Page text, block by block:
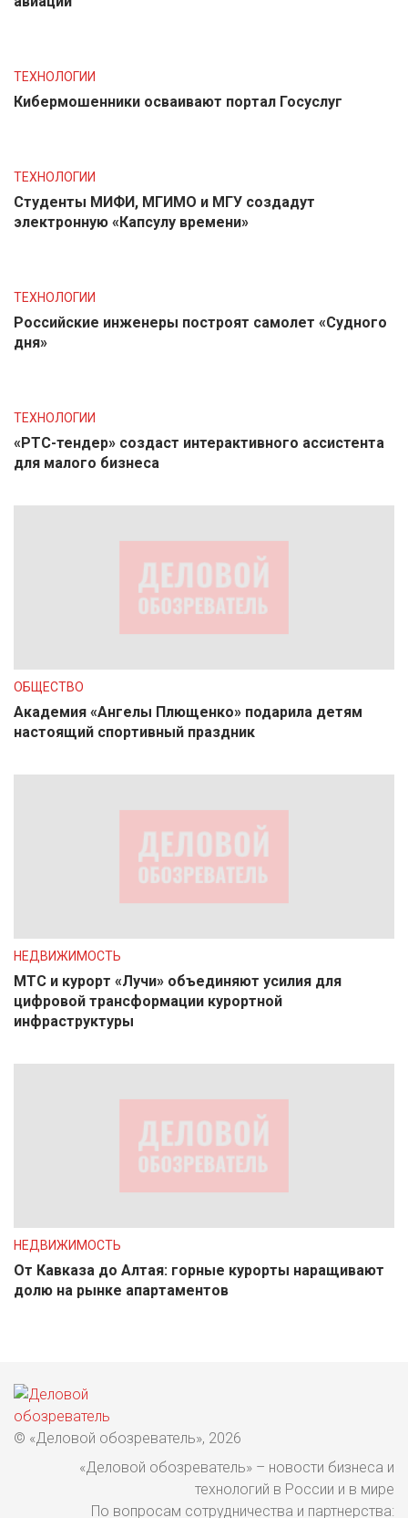
ТЕХНОЛОГИИ
Кибермошенники осваивают портал Госуслуг
ТЕХНОЛОГИИ
Студенты МИФИ, МГИМО и МГУ создадут
электронную «Капсулу времени»
ТЕХНОЛОГИИ
Российские инженеры построят самолет «Судного
дня»
ТЕХНОЛОГИИ
«РТС-тендер» создаст интерактивного ассистента
для малого бизнеса
ОБЩЕСТВО
Академия «Ангелы Плющенко» подарила детям
настоящий спортивный праздник
НЕДВИЖИМОСТЬ
МТС и курорт «Лучи» объединяют усилия для
цифровой трансформации курортной
инфраструктуры
НЕДВИЖИМОСТЬ
От Кавказа до Алтая: горные курорты наращивают
долю на рынке апартаментов
© «Деловой обозреватель», 2026
«Деловой обозреватель» – новости бизнеса и
технологий в России и в мире
По вопросам сотрудничества и партнерства: